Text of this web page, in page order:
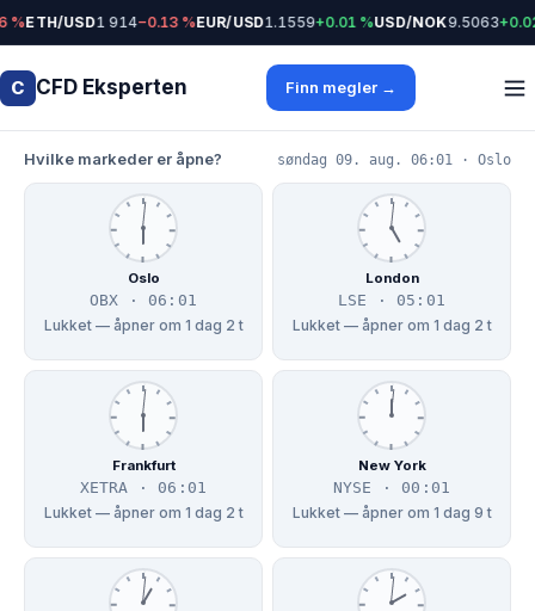
ETH/USD1 914−0.13 %EUR/USD1.1559+0.01 %USD/NOK9.5063+0.02 %
C CFD Eksperten Finn megler →
Hvilke markeder er åpne? søndag 09. aug. 06:01 · Oslo
Oslo
OBX · 06:01
Lukket — åpner om 1 dag 2 t
London
LSE · 05:01
Lukket — åpner om 1 dag 2 t
Frankfurt
XETRA · 06:01
Lukket — åpner om 1 dag 2 t
New York
NYSE · 00:01
Lukket — åpner om 1 dag 9 t